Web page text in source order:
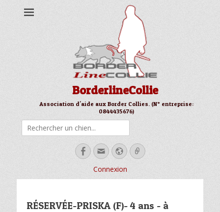
BorderlineCollie
Association d'aide aux Border Collies. (N° entreprise:
0844435676)
Facebook
EmailSite
web
Link
Connexion
RÉSERVÉE-PRISKA (F)- 4 ans - à